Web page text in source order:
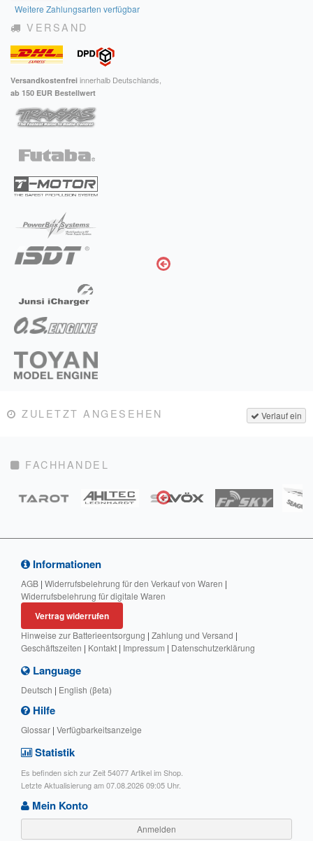
Weitere Zahlungsarten verfügbar
VERSAND
Versandkostenfrei innerhalb Deutschlands,
ab 150 EUR Bestellwert
Verlauf ein
ZULETZT ANGESEHEN
FACHHANDEL
Informationen
AGB | Widerrufsbelehrung für den Verkauf von Waren |
Widerrufsbelehrung für digitale Waren
Vertrag widerrufen
Hinweise zur Batterieentsorgung | Zahlung und Versand |
Geschäftszeiten | Kontakt | Impressum | Datenschutzerklärung
Language
Deutsch | English (βeta)
Hilfe
Glossar | Verfügbarkeitsanzeige
Statistik
Es befinden sich zur Zeit 54077 Artikel im Shop.
Letzte Aktualisierung am 07.08.2026 09:05 Uhr.
Mein Konto
Anmelden